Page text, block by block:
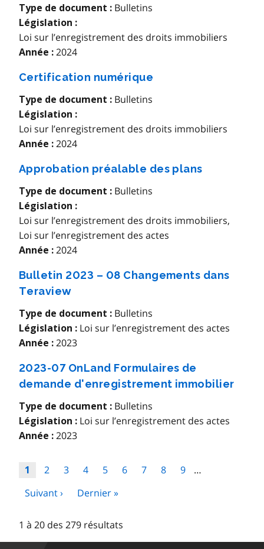
Type de document : Bulletins
Législation :
Loi sur l’enregistrement des droits immobiliers
Année : 2024
Certification numérique
Type de document : Bulletins
Législation :
Loi sur l’enregistrement des droits immobiliers
Année : 2024
Approbation préalable des plans
Type de document : Bulletins
Législation :
Loi sur l’enregistrement des droits immobiliers,
Loi sur l’enregistrement des actes
Année : 2024
Bulletin 2023 – 08 Changements dans
Teraview
Type de document : Bulletins
Législation : Loi sur l’enregistrement des actes
Année : 2023
2023-07 OnLand Formulaires de
demande d'enregistrement immobilier
Type de document : Bulletins
Législation : Loi sur l’enregistrement des actes
Année : 2023
Page
1 Page
2 Page
3 Page
4 Page
5 Page
6 Page
7 Page
8 Page
9
…
Page
Suivant ›
Dernière
Dernier »
1 à 20 des 279 résultats